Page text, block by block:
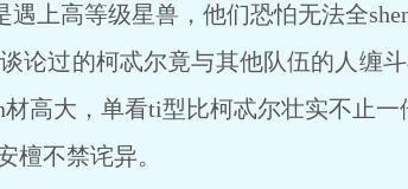
高等级星兽，他们恐怕无法全shen
过的柯忒尔竟与其他队伍的人缠斗
高大，单看ti型比柯忒尔壮实不止一
不禁诧异。